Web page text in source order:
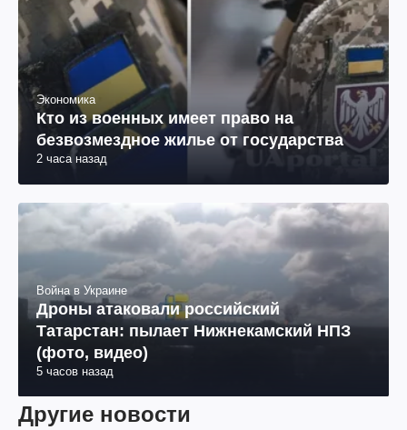
Экономика
Кто из военных имеет право на
безвозмездное жилье от государства
2 часа назад
Война в Украине
Дроны атаковали российский
Татарстан: пылает Нижнекамский НПЗ
(фото, видео)
5 часов назад
Другие новости